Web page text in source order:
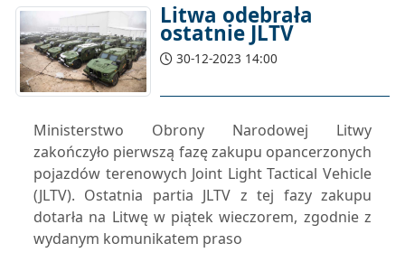
Litwa odebrała
ostatnie JLTV
30-12-2023 14:00
Ministerstwo Obrony Narodowej Litwy
zakończyło pierwszą fazę zakupu opancerzonych
pojazdów terenowych Joint Light Tactical Vehicle
(JLTV). Ostatnia partia JLTV z tej fazy zakupu
dotarła na Litwę w piątek wieczorem, zgodnie z
wydanym komunikatem praso